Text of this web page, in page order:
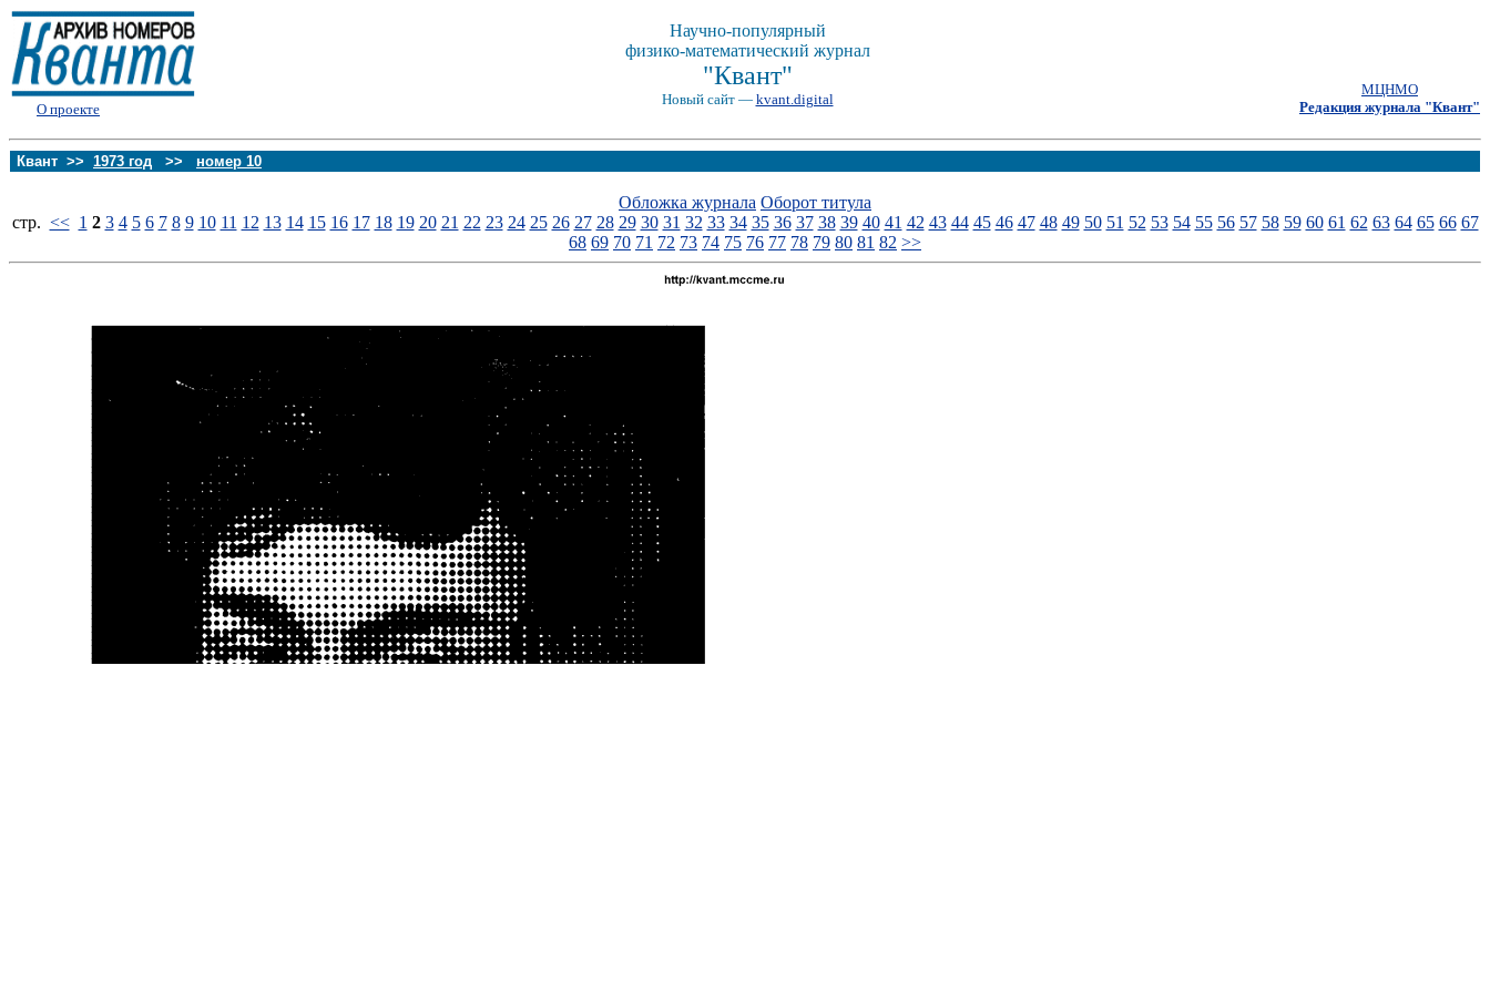
О проекте
Научно-популярный
физико-математический журнал
"Квант"
Новый сайт — kvant.digital
МЦНМО
Редакция журнала "Квант"
Квант >> 1973 год >> номер 10
Обложка журнала Оборот титула
стp. << 1 2 3 4 5 6 7 8 9 10 11 12 13 14 15 16 17 18 19 20 21 22 23 24 25 26 27 28 29 30 31 32 33 34 35 36 37 38 39 40 41 42 43 44 45 46 47 48 49 50 51 52 53 54 55 56 57 58 59 60 61 62 63 64 65 66 67
68 69 70 71 72 73 74 75 76 77 78 79 80 81 82 >>